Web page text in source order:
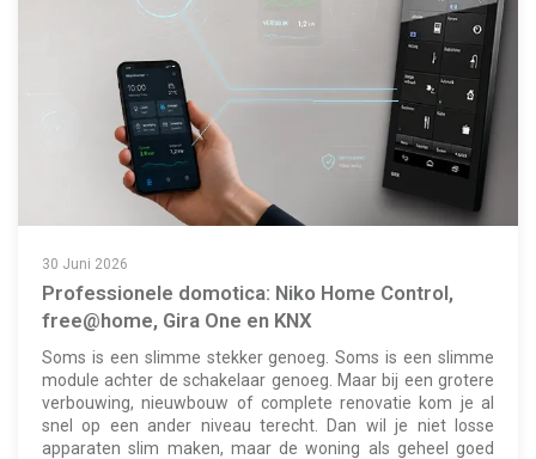
30 Juni 2026
Professionele domotica: Niko Home Control,
free@home, Gira One en KNX
Soms is een slimme stekker genoeg. Soms is een slimme
module achter de schakelaar genoeg. Maar bij een grotere
verbouwing, nieuwbouw of complete renovatie kom je al
snel op een ander niveau terecht. Dan wil je niet losse
apparaten slim maken, maar de woning als geheel goed